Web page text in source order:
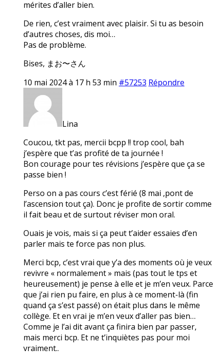
mérites d’aller bien.
De rien, c’est vraiment avec plaisir. Si tu as besoin
d’autres choses, dis moi…
Pas de problème.
Bises, まお〜さん
10 mai 2024 à 17 h 53 min #57253 Répondre
Lina
Coucou, tkt pas, mercii bcpp !! trop cool, bah
j’espère que t’as profité de ta journée !
Bon courage pour tes révisions j’espère que ça se
passe bien !
Perso on a pas cours c’est férié (8 mai ,pont de
l’ascension tout ça). Donc je profite de sortir comme
il fait beau et de surtout réviser mon oral.
Ouais je vois, mais si ça peut t’aider essaies d’en
parler mais te force pas non plus.
Merci bcp, c’est vrai que y’a des moments où je veux
revivre « normalement » mais (pas tout le tps et
heureusement) je pense à elle et je m’en veux. Parce
que j’ai rien pu faire, en plus à ce moment-là (fin
quand ça s’est passé) on était plus dans le même
collège. Et en vrai je m’en veux d’aller pas bien…
Comme je l’ai dit avant ça finira bien par passer,
mais merci bcp. Et ne t’inquiètes pas pour moi
vraiment..